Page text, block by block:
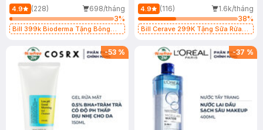
500ml
4.9 (228)
698/tháng
3%
Bill 399k Bioderma Tặng Bông
473ml
4.9 (116)
1.6k/tháng
38%
Bill Cerave 299K Tặng Sữa Rửa
-53 % -37 %